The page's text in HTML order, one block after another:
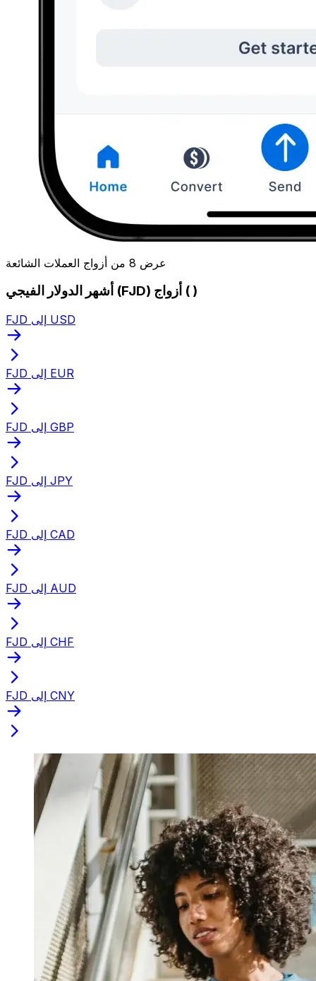
عرض 8 من أزواج العملات الشائعة
أشهر الدولار الفيجي (FJD) أزواج ( )
FJD إلى USD
FJD إلى EUR
FJD إلى GBP
FJD إلى JPY
FJD إلى CAD
FJD إلى AUD
FJD إلى CHF
FJD إلى CNY